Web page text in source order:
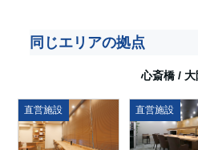
同じエリアの拠点
心斎橋 / 大
直営施設 直営施設